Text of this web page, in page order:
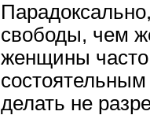
свободы, чем
женщины часто
делать не